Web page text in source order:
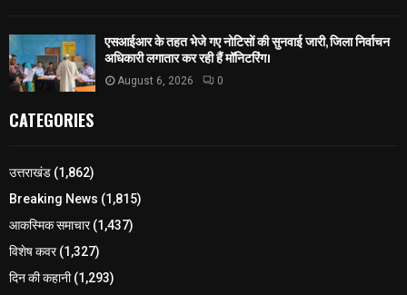
एसआईआर के तहत भेजे गए नोटिसों की सुनवाई जारी, जिला निर्वाचन
अधिकारी लगातार कर रही हैं मॉनिटरिंग।
August 6, 2026 0
CATEGORIES
उत्तराखंड (1,862)
Breaking News (1,815)
आकस्मिक समाचार(1,437)
विशेष कवर(1,327)
दिन की कहानी(1,293)